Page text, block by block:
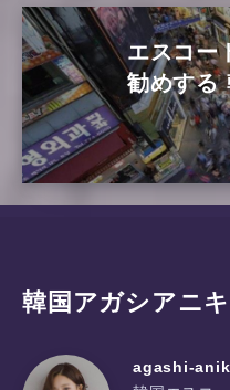
エスコー
勧めする
韓国アガシアニ
agashi-